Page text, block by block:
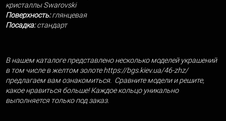
кристаллы Swarovski
Поверхность:глянцевая
Посадка:стандарт
В нашем каталоге представлено несколько моделей украшений
в том числе в желтом золотеhttps://bgs.kiev.ua/46-zhz/
предлагаем вам ознакомиться. Сравните модели и решите,
какое нравиться больше! Каждое кольцо уникально
выполняется только под заказ.